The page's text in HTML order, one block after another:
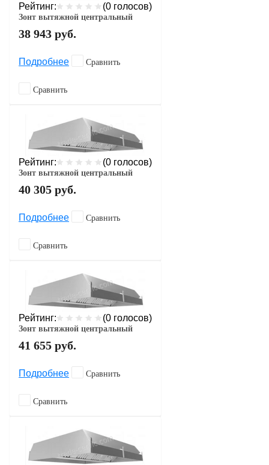
Рейтинг: (0 голосов)
Зонт вытяжной центральный
38 943 руб.
Подробнее Сравнить
Сравнить
Рейтинг: (0 голосов)
Зонт вытяжной центральный
40 305 руб.
Подробнее Сравнить
Сравнить
Рейтинг: (0 голосов)
Зонт вытяжной центральный
41 655 руб.
Подробнее Сравнить
Сравнить